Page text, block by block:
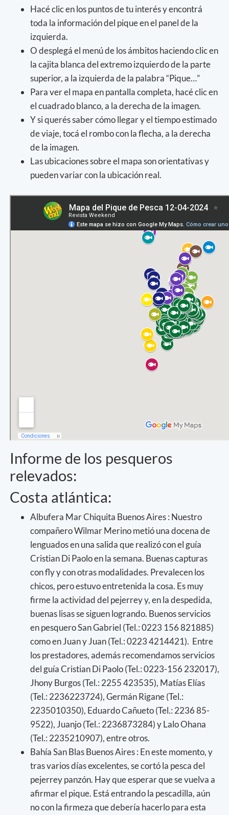
Hacé clic en los puntos de tu interés y encontrá
toda la información del pique en el panel de la
izquierda.
O desplegá el menú de los ámbitos haciendo clic en
la cajita blanca del extremo izquierdo de la parte
superior, a la izquierda de la palabra “Pique…”
Para ver el mapa en pantalla completa, hacé clic en
el cuadrado blanco, a la derecha de la imagen.
Y si querés saber cómo llegar y el tiempo estimado
de viaje, tocá el rombo con la flecha, a la derecha
de la imagen.
Las ubicaciones sobre el mapa son orientativas y
pueden variar con la ubicación real.
Informe de los pesqueros
relevados:
Costa atlántica:
Albufera Mar Chiquita Buenos Aires : Nuestro
compañero Wilmar Merino metió una docena de
lenguados en una salida que realizó con el guía
Cristian Di Paolo en la semana. Buenas capturas
con fly y con otras modalidades. Prevalecen los
chicos, pero estuvo entretenida la cosa. Es muy
firme la actividad del pejerrey y, en la despedida,
buenas lisas se siguen logrando. Buenos servicios
en pesquero San Gabriel (Tel.: 0223 156 821885)
como en Juan y Juan (Tel.: 0223 4214421). Entre
los prestadores, además recomendamos servicios
del guía Cristian Di Paolo (Tel.: 0223-156 232017),
Jhony Burgos (Tel.: 2255 423535), Matías Elías
(Tel.: 2236223724), Germán Rigane (Tel.:
2235010350), Eduardo Cañueto (Tel.: 2236 85-
9522), Juanjo (Tel.: 2236873284) y Lalo Ohana
(Tel.: 2235210907), entre otros.
Bahía San Blas Buenos Aires : En este momento, y
tras varios días excelentes, se cortó la pesca del
pejerrey panzón. Hay que esperar que se vuelva a
afirmar el pique. Está entrando la pescadilla, aún
no con la firmeza que debería hacerlo para esta